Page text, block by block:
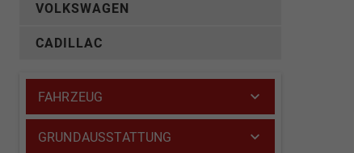
VOLKSWAGEN
CADILLAC
FAHRZEUG
GRUNDAUSSTATTUNG